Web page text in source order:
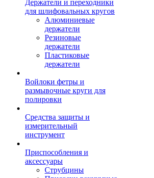
Держатели и переходники
для шлифовальных кругов
Алюминиевые
держатели
Резиновые
держатели
Пластиковые
держатели
Войлоки фетры и
размывочные круги для
полировки
Средства защиты и
измерительный
инструмент
Приспособления и
аксессуары
Струбцины